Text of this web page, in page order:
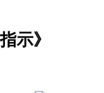
示》